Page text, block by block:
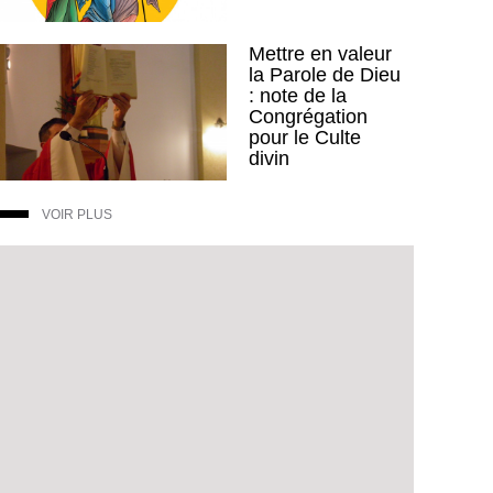
Mettre en valeur
la Parole de Dieu
: note de la
Congrégation
pour le Culte
divin
VOIR PLUS